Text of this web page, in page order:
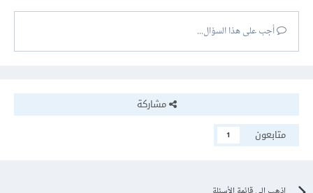
أجب على هذا السؤال...
مشاركة
متابعون
1